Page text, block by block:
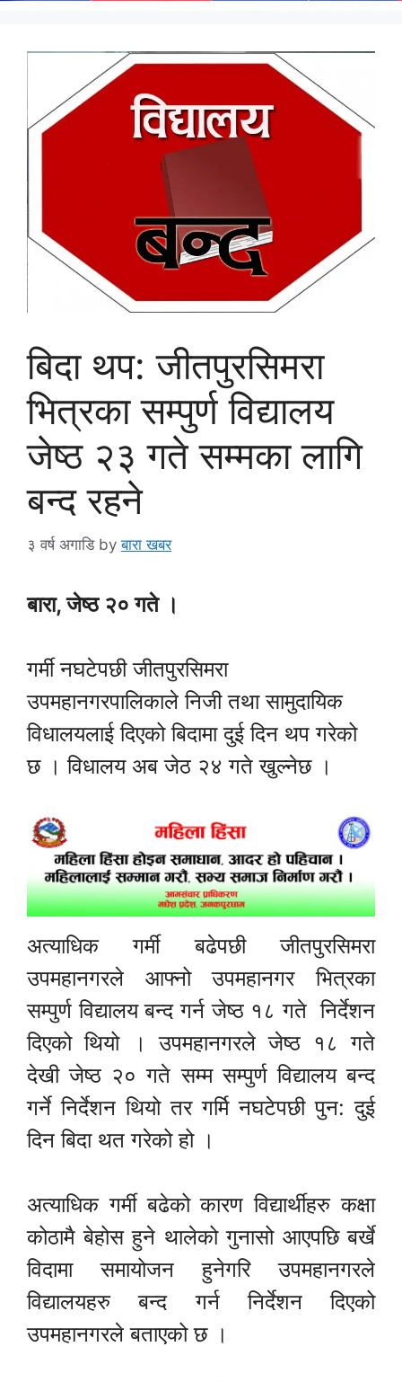
बिदा थप: जीतपुरसिमरा
भित्रका सम्पुर्ण विद्यालय
जेष्ठ २३ गते सम्मका लागि
बन्द रहने
३ वर्ष अगाडि byबारा खबर
बारा, जेष्ठ २० गते ।
गर्मी नघटेपछी जीतपुरसिमरा
उपमहानगरपालिकाले निजी तथा सामुदायिक
विधालयलाई दिएको बिदामा दुई दिन थप गरेको
छ । विधालय अब जेठ २४ गते खुल्नेछ ।
अत्याधिक गर्मी बढेपछी जीतपुरसिमरा
उपमहानगरले आफ्नो उपमहानगर भित्रका
सम्पुर्ण विद्यालय बन्द गर्न जेष्ठ १८ गते निर्देशन
दिएको थियो । उपमहानगरले जेष्ठ १८ गते
देखी जेष्ठ २० गते सम्म सम्पुर्ण विद्यालय बन्द
गर्ने निर्देशन थियो तर गर्मि नघटेपछी पुन: दुई
दिन बिदा थत गरेको हो ।
अत्याधिक गर्मी बढेको कारण विद्यार्थीहरु कक्षा
कोठामै बेहोस हुने थालेको गुनासो आएपछि बर्खे
विदामा समायोजन हुनेगरि उपमहानगरले
विद्यालयहरु बन्द गर्न निर्देशन दिएको
उपमहानगरले बताएको छ ।